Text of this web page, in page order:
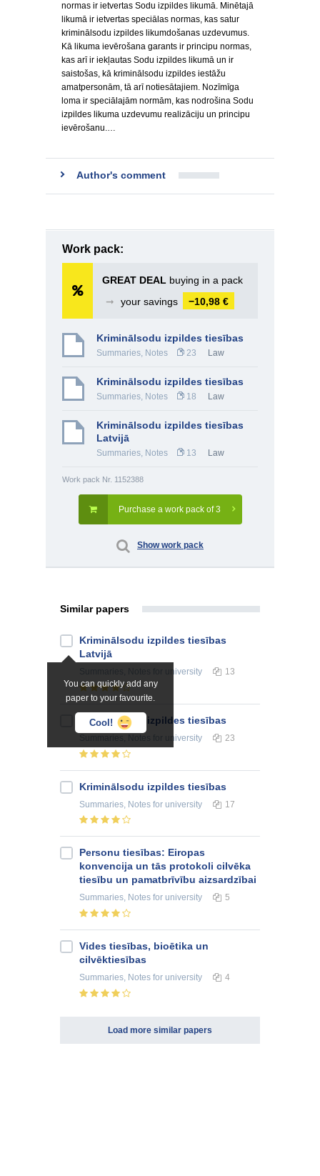
normas ir ietvertas Sodu izpildes likumā. Minētajā
likumā ir ietvertas speciālas normas, kas satur
kriminālsodu izpildes likumdošanas uzdevumus.
Kā likuma ievērošana garants ir principu normas,
kas arī ir iekļautas Sodu izpildes likumā un ir
saistošas, kā kriminālsodu izpildes iestāžu
amatpersonām, tā arī notiesātajiem. Nozīmīga
loma ir speciālajām normām, kas nodrošina Sodu
izpildes likuma uzdevumu realizāciju un principu
ievērošanu.…
Author's comment
Work pack:
GREAT DEAL buying in a pack
➞
your savings −10,98 €
Kriminālsodu izpildes tiesības
Summaries, Notes 23 Law
Kriminālsodu izpildes tiesības
Summaries, Notes 18 Law
Kriminālsodu izpildes tiesības
Latvijā
Summaries, Notes 13 Law
Work pack Nr. 1152388
Purchase a work pack of 3
Show work pack
Similar papers
You can quickly add any
paper to your favourite.
Cool!
Kriminālsodu izpildes tiesības
Latvijā
for university 13
Kriminālsodu izpildes tiesības
for university 23
Kriminālsodu izpildes tiesības
Summaries, Notes for university 17
Personu tiesības: Eiropas
konvencija un tās protokoli cilvēka
tiesību un pamatbrīvību aizsardzībai
Summaries, Notes for university 5
Vides tiesības, bioētika un
cilvēktiesības
Summaries, Notes for university 4
Load more similar papers